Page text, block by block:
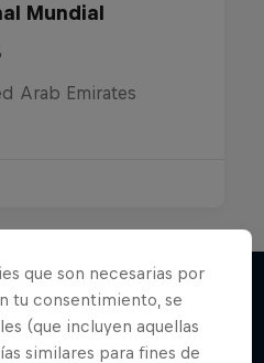
Mundial
Arab Emirates
que son necesarias por
tu consentimiento, se
(que incluyen aquellas
similares para fines de